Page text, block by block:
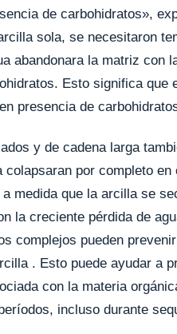
de carbohidratos»,
sola, se necesitaron
abandonara la matriz con
Esto significa que
presencia de
y de cadena larga
por completo en
medida que la arcilla se
la creciente pérdida de
complejos pueden
. Esto puede ayudar a
con la materia
incluso durante